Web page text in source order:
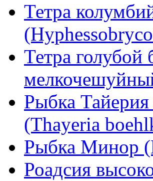
Тетра
Тетра голубой
Рыбка
(Thayeria
Рыбка Минор
Роадсия